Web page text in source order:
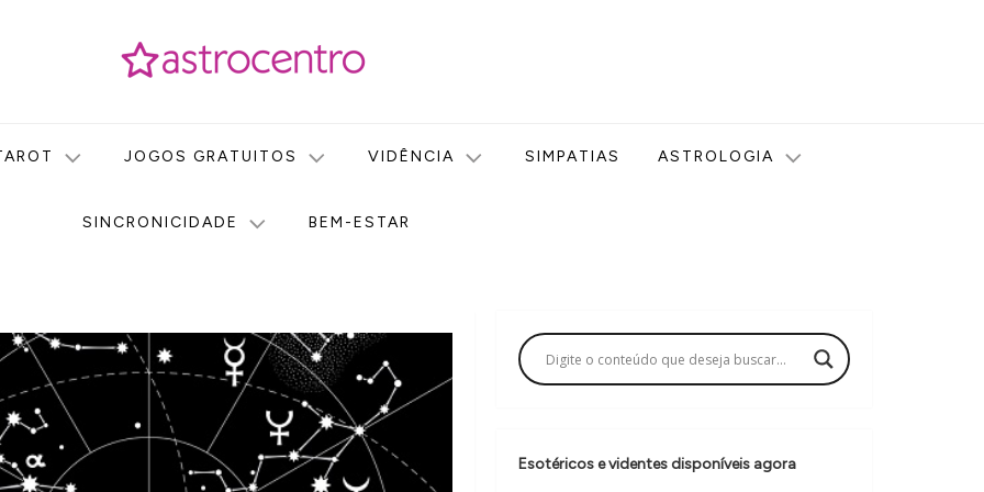
JOGOS GRATUITOS VIDÊNCIA SIMPATIAS ASTROLOGIA
SINCRONICIDADE BEM-ESTAR
Esotéricos e videntes disponíveis agora